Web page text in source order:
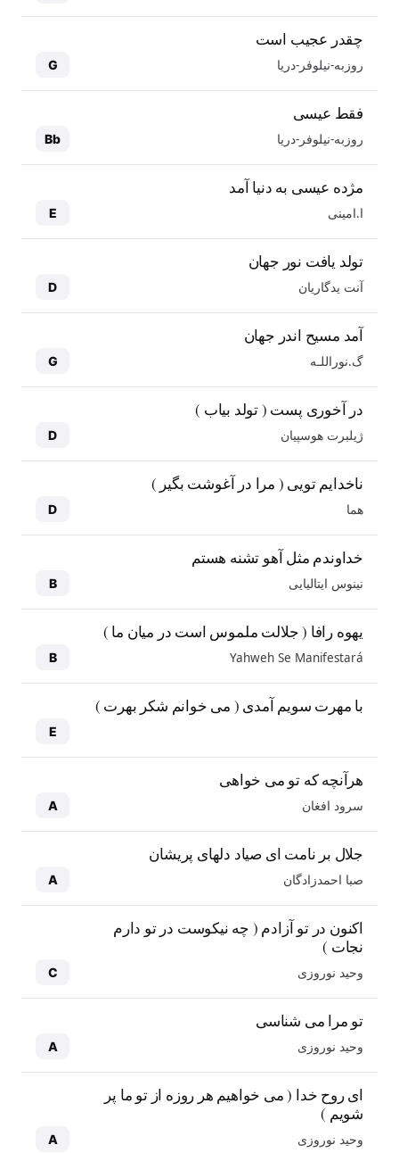
چقدر عجیب است
روزبه-نیلوفر-دریا G
فقط عیسی
روزبه-نیلوفر-دریا Bb
مژده عیسی به دنیا آمد
ا.امینی E
تولد یافت نور جهان
آنت یدگاریان D
آمد مسیح اندر جهان
گ.نوراللـه G
در آخوری پست ( تولد بیاب )
ژیلبرت هوسپیان D
ناخدایم تویی ( مرا در آغوشت بگیر )
هما D
خداوندم مثل آهو تشنه هستم
نینوس ایتالیایی B
یهوه رافا ( جلالت ملموس است در میان ما )
Yahweh Se Manifestará
B
با مهرت سویم آمدی ( می خوانم شکر بهرت )
E
هرآنچه که تو می خواهی
سرود افغان A
جلال بر نامت ای صیاد دلهای پریشان
صبا احمدزادگان A
اکنون در تو آزادم ( چه نیکوست در تو دارم
نجات )
وحید نوروزی C
تو مرا می شناسی
وحید نوروزی A
ای روح خدا ( می خواهیم هر روزه از تو ما پر
شویم )
وحید نوروزی A